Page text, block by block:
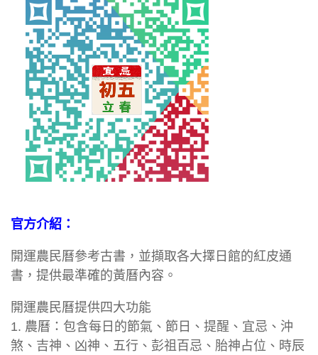
官方介紹：
開運農民曆參考古書，並擷取各大擇日館的紅皮通
書，提供最準確的黃曆內容。
開運農民曆提供四大功能
1. 農曆：包含每日的節氣、節日、提醒、宜忌、沖
煞、吉神、凶神、五行、彭祖百忌、胎神占位、時辰